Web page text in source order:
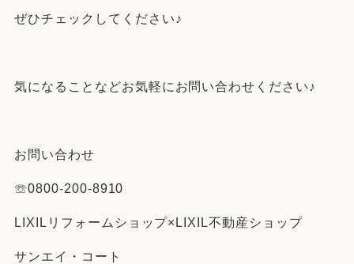
ぜひチェックしてください♪
気になることなどお気軽にお問い合わせください♪
お問い合わせ
☏0800-200-8910
LIXILリフォームショップ×LIXIL不動産ショップ
サンエイ・コート